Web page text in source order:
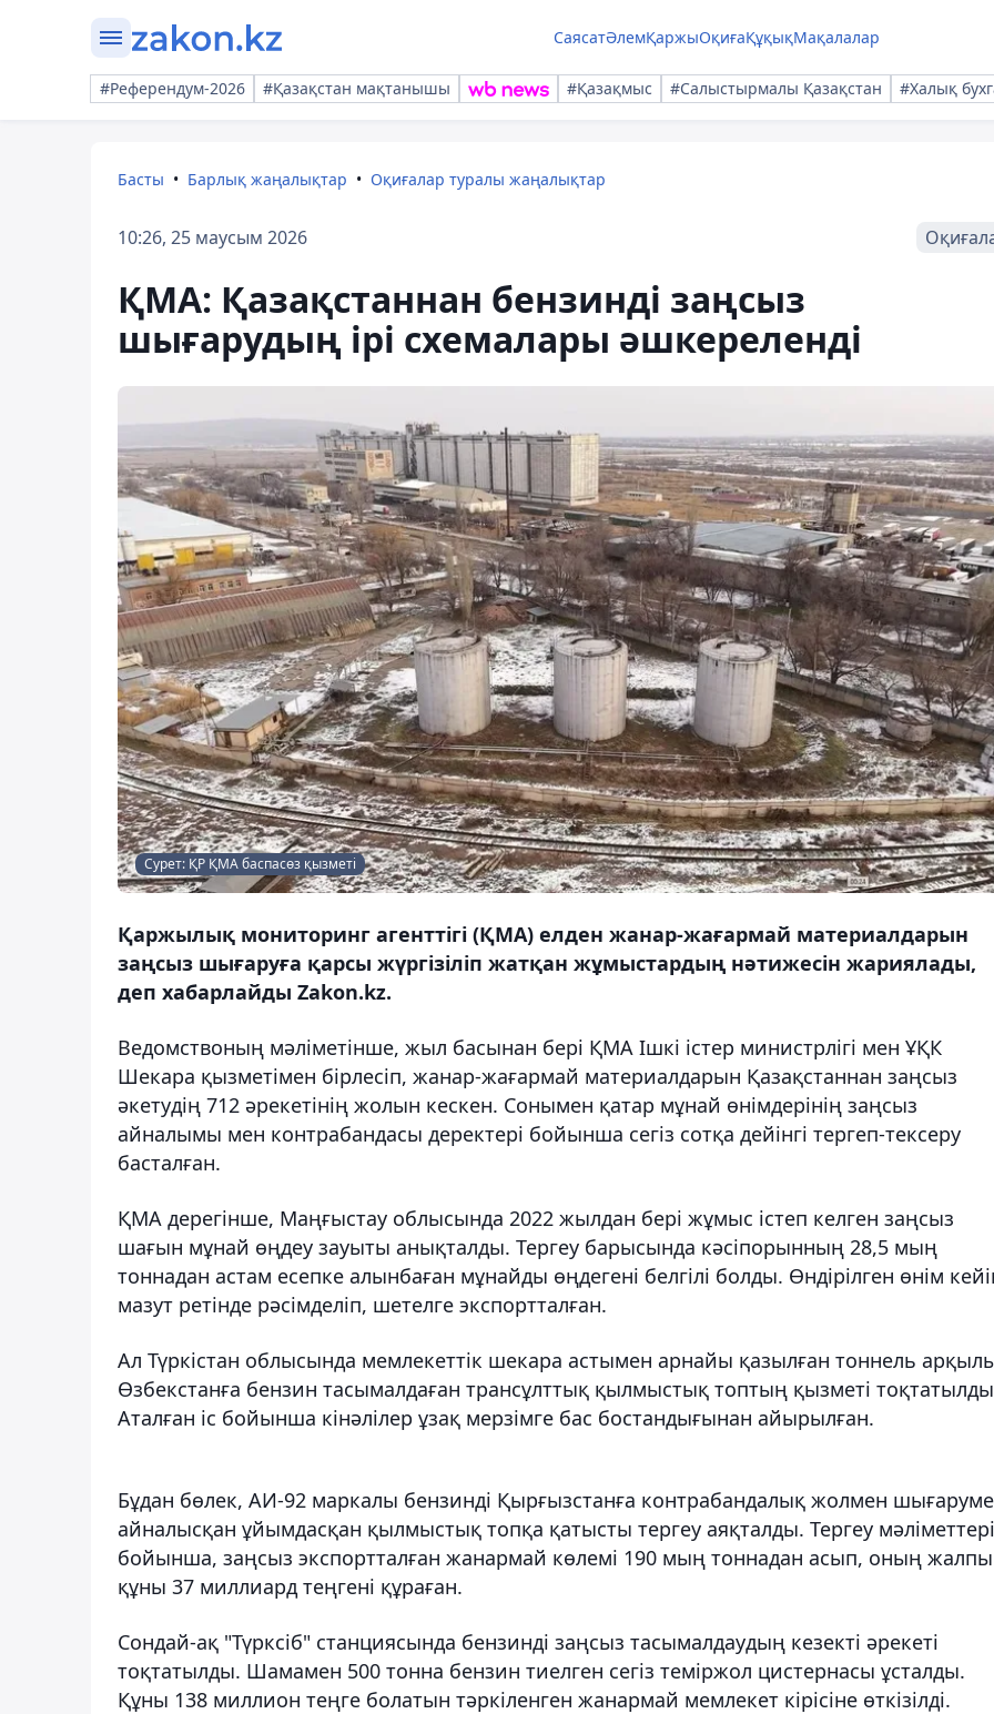
СаясатӘлемҚаржыОқиғаҚұқықМақалалар
#Референдум-2026 #Қазақстан мақтанышы #Қазақмыс #Салыстырмалы Қазақстан #Халық
Басты Барлық жаңалықтар Оқиғалар туралы жаңалықтар
10:26, 25 маусым 2026
ҚМА: Қазақстаннан бензинді заңсыз
шығарудың ірі схемалары әшкереленді
Сурет: ҚР ҚМА баспасөз қызметі
Қаржылық мониторинг агенттігі (ҚМА) елден жанар-жағармай материалдарын
заңсыз шығаруға қарсы жүргізіліп жатқан жұмыстардың нәтижесін жариялады,
деп хабарлайды Zakon.kz.
Ведомствоның мәліметінше, жыл басынан бері ҚМА Ішкі істер министрлігі мен ҰҚК
Шекара қызметімен бірлесіп, жанар-жағармай материалдарын Қазақстаннан заңсыз
әкетудің 712 әрекетінің жолын кескен. Сонымен қатар мұнай өнімдерінің заңсыз
айналымы мен контрабандасы деректері бойынша сегіз сотқа дейінгі тергеп-тексеру
басталған.
ҚМА дерегінше, Маңғыстау облысында 2022 жылдан бері жұмыс істеп келген заңсыз
шағын мұнай өңдеу зауыты анықталды. Тергеу барысында кәсіпорынның 28,5 мың
тоннадан астам есепке алынбаған мұнайды өңдегені белгілі болды. Өндірілген өнім
мазут ретінде рәсімделіп, шетелге экспортталған.
Ал Түркістан облысында мемлекеттік шекара астымен арнайы қазылған тоннель
Өзбекстанға бензин тасымалдаған трансұлттық қылмыстық топтың қызметі
Аталған іс бойынша кінәлілер ұзақ мерзімге бас бостандығынан айырылған.
Бұдан бөлек, АИ-92 маркалы бензинді Қырғызстанға контрабандалық жолмен
айналысқан ұйымдасқан қылмыстық топқа қатысты тергеу аяқталды. Тергеу мәліметтері
бойынша, заңсыз экспортталған жанармай көлемі 190 мың тоннадан асып, оның жалпы
құны 37 миллиард теңгені құраған.
Сондай-ақ "Түрксіб" станциясында бензинді заңсыз тасымалдаудың кезекті әрекеті
тоқтатылды. Шамамен 500 тонна бензин тиелген сегіз теміржол цистернасы ұсталды.
Құны 138 миллион теңге болатын тәркіленген жанармай мемлекет кірісіне өткізілді.